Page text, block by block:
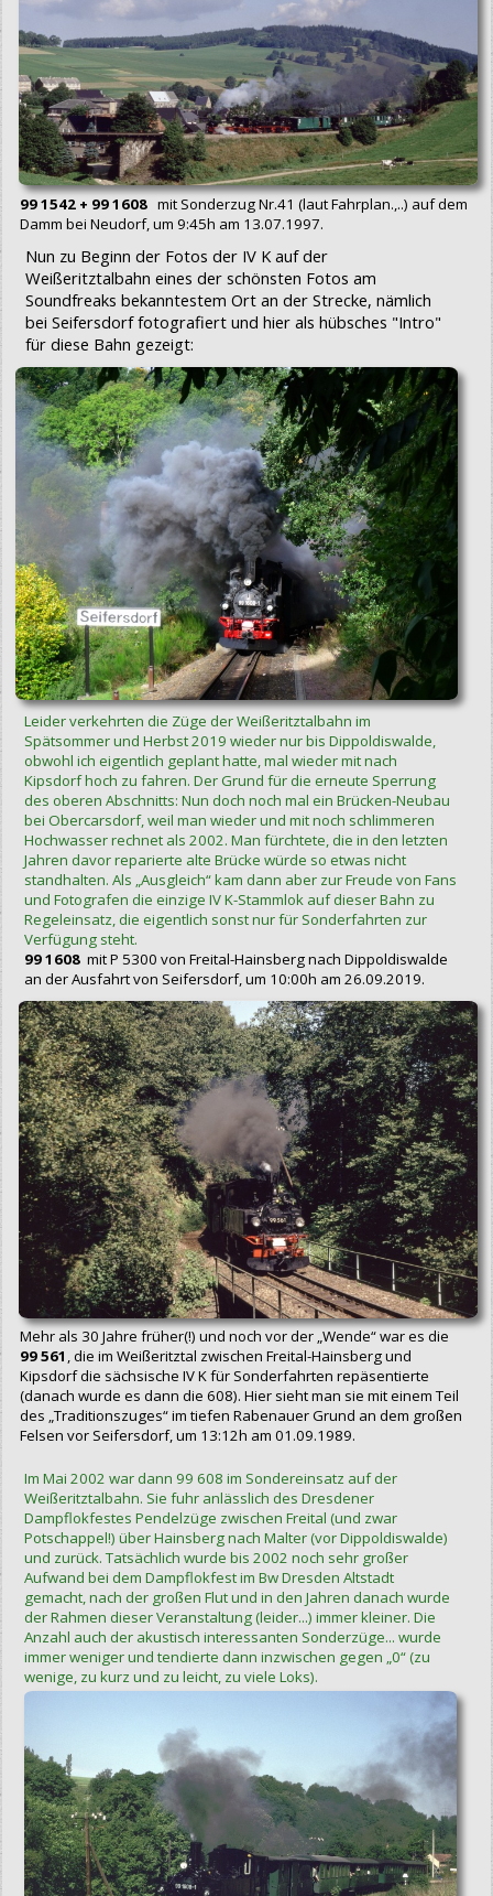
99 1542 + 99 1608 mit Sonderzug Nr.41 (laut Fahrplan.,..) auf dem
Damm bei Neudorf, um 9:45h am 13.07.1997.
Nun zu Beginn der Fotos der IV K auf der
Weißeritztalbahn eines der schönsten Fotos am
Soundfreaks bekanntestem Ort an der Strecke, nämlich
bei Seifersdorf fotografiert und hier als hübsches "Intro"
für diese Bahn gezeigt:
Leider verkehrten die Züge der Weißeritztalbahn im
Spätsommer und Herbst 2019 wieder nur bis Dippoldiswalde,
obwohl ich eigentlich geplant hatte, mal wieder mit nach
Kipsdorf hoch zu fahren. Der Grund für die erneute Sperrung
des oberen Abschnitts: Nun doch noch mal ein Brücken-Neubau
bei Obercarsdorf, weil man wieder und mit noch schlimmeren
Hochwasser rechnet als 2002. Man fürchtete, die in den letzten
Jahren davor reparierte alte Brücke würde so etwas nicht
standhalten. Als „Ausgleich“ kam dann aber zur Freude von Fans
und Fotografen die einzige IV K-Stammlok auf dieser Bahn zu
Regeleinsatz, die eigentlich sonst nur für Sonderfahrten zur
Verfügung steht.
99 1608mit P 5300 von Freital-Hainsberg nach Dippoldiswalde
an der Ausfahrt von Seifersdorf, um 10:00h am 26.09.2019.
Mehr als 30 Jahre früher(!) und noch vor der „Wende“ war es die
99 561 , die im Weißeritztal zwischen Freital-Hainsberg und
Kipsdorf die sächsische IV K für Sonderfahrten repäsentierte
(danach wurde es dann die 608). Hier sieht man sie mit einem Teil
des „Traditionszuges“ im tiefen Rabenauer Grund an dem großen
Felsen vor Seifersdorf, um 13:12h am 01.09.1989.
Im Mai 2002 war dann 99 608 im Sondereinsatz auf der
Weißeritztalbahn. Sie fuhr anlässlich des Dresdener
Dampflokfestes Pendelzüge zwischen Freital (und zwar
Potschappel!) über Hainsberg nach Malter (vor Dippoldiswalde)
und zurück. Tatsächlich wurde bis 2002 noch sehr großer
Aufwand bei dem Dampflokfest im Bw Dresden Altstadt
gemacht, nach der großen Flut und in den Jahren danach wurde
der Rahmen dieser Veranstaltung (leider...) immer kleiner. Die
Anzahl auch der akustisch interessanten Sonderzüge... wurde
immer weniger und tendierte dann inzwischen gegen „0“ (zu
wenige, zu kurz und zu leicht, zu viele Loks).